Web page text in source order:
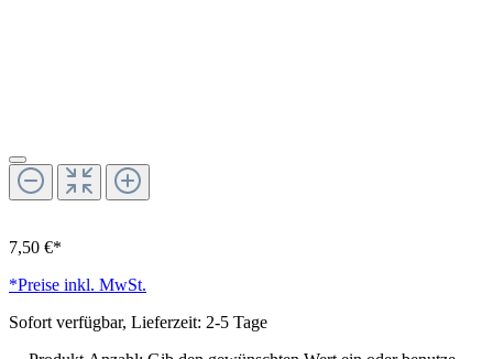
7,50 €*
*Preise inkl. MwSt.
Sofort verfügbar, Lieferzeit: 2-5 Tage